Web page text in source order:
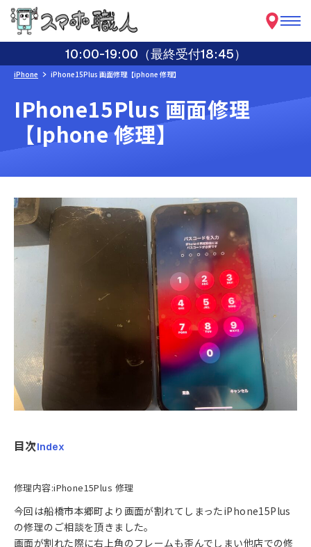
10:00-19:00（最終受付18:45）
iPhone iPhone15Plus 画面修理【iphone 修理】
IPhone15Plus 画面修理
【iphone 修理】
目次Index
修理内容:iPhone15Plus 修理
今回は船橋市本郷町より画面が割れてしまったiPhone15Plus
の修理のご相談を頂きました。
画面が割れた際に右上角のフレームも歪んでしまい他店での修